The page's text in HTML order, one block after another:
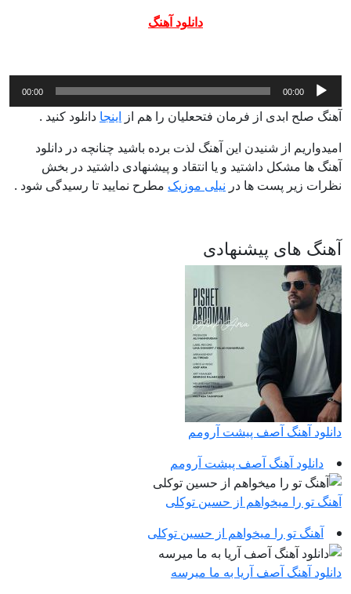
دانلود آهنگ
پخش‌کننده
صوت
00:00
00:00
آهنگ صلح ابدی از فرمان فتحعلیان را هم از اینجا دانلود کنید .
امیدواریم از شنیدن این آهنگ لذت برده باشید چنانچه در دانلود
آهنگ ها مشکل داشتید و یا انتقاد و پیشنهادی داشتید در بخش
نظرات زیر پست ها در نیلی موزیک مطرح نمایید تا رسیدگی شود .
آهنگ های پیشنهادی
دانلود آهنگ آصف پیشت آرومم
دانلود آهنگ آصف پیشت آرومم
آهنگ تو را میخواهم از حسین توکلی
آهنگ تو را میخواهم از حسین توکلی
دانلود آهنگ آصف آریا به ما میرسه